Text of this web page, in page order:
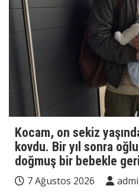
Kocam, on sekiz
kovdu. Bir yıl sonra
doğmuş bir bebekle
7 Ağustos 2026